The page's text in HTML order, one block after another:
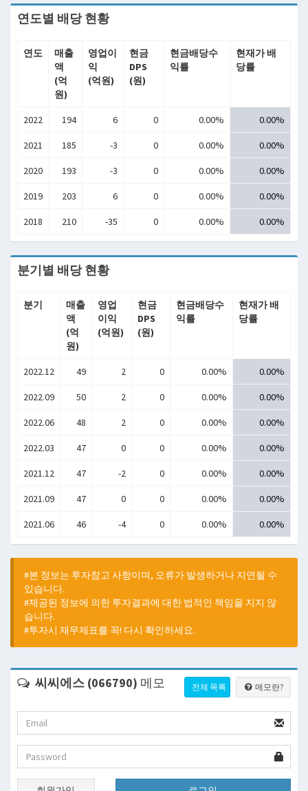
연도별 배당 현황
연도
매출
액
(억
원)
영업이
익
(억원)
현금
DPS
(원)
현금배당수
익률
현재가 배
당률
2022 194 6 0 0.00% 0.00%
2021 185 -3 0 0.00% 0.00%
2020 193 -3 0 0.00% 0.00%
2019 203 6 0 0.00% 0.00%
2018 210 -35 0 0.00% 0.00%
분기별 배당 현황
분기
매출
액
(억
원)
영업
이익
(억원)
현금
DPS
(원)
현금배당수
익률
현재가 배
당률
2022.12 49 2 0 0.00% 0.00%
2022.09 50 2 0 0.00% 0.00%
2022.06 48 2 0 0.00% 0.00%
2022.03 47 0 0 0.00% 0.00%
2021.12 47 -2 0 0.00% 0.00%
2021.09 47 0 0 0.00% 0.00%
2021.06 46 -4 0 0.00% 0.00%
#본 정보는 투자참고 사항이며, 오류가 발생하거나 지연될 수
있습니다.
#제공된 정보에 의한 투자결과에 대한 법적인 책임을 지지 않
습니다.
#투자시 재무제표를 꼭! 다시 확인하세요.
씨씨에스 (066790) 메모 전체 목록 메모란?